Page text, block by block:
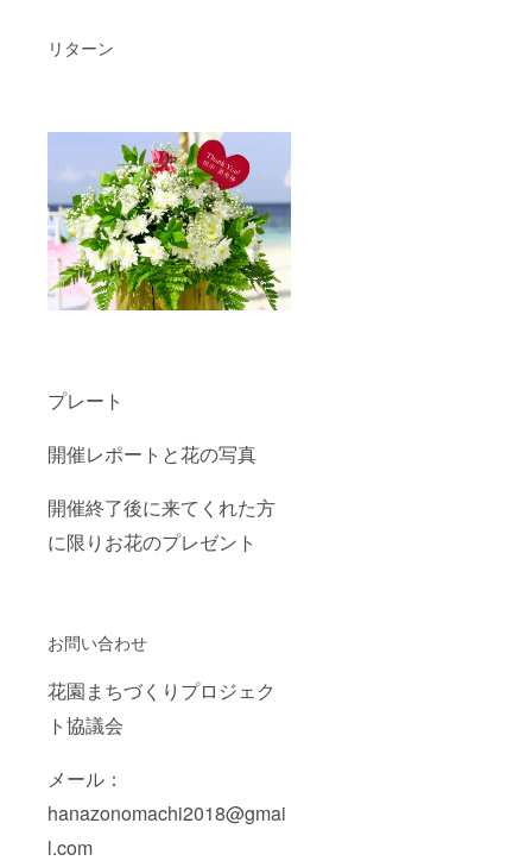
リターン
プレート
開催レポートと花の写真
開催終了後に来てくれた方
に限りお花のプレゼント
お問い合わせ
花園まちづくりプロジェク
ト協議会
メール：
hanazonomachi2018@gmai
l.com